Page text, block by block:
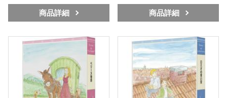
商品詳細 商品詳細